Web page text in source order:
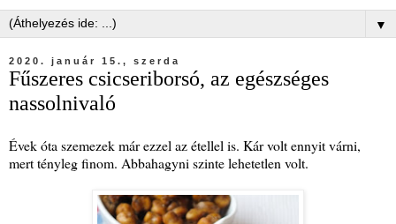
▼
2020. január 15., szerda
Fűszeres csicseriborsó, az egészséges
nassolnivaló
Évek óta szemezek már ezzel az étellel is. Kár volt ennyit várni,
mert tényleg finom. Abbahagyni szinte lehetetlen volt.